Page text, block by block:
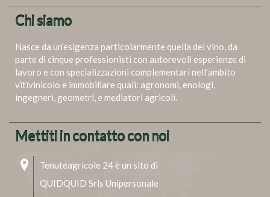
Chi siamo
Nasce da un'esigenza particolarmente quella del vino, da
parte di cinque professionisti con autorevoli esperienze di
lavoro e con specializzazioni complementari nell'ambito
vitivinicolo e immobiliare quali: agronomi, enologi,
ingegneri, geometri, e mediatori agricoli.
Mettiti in contatto con noi
Tenuteagricole 24 è un sito di
QUIDQUID Srls Unipersonale